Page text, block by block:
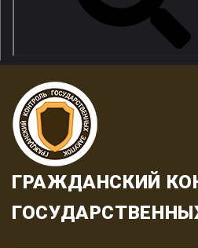
ГРАЖДАНСКИЙ